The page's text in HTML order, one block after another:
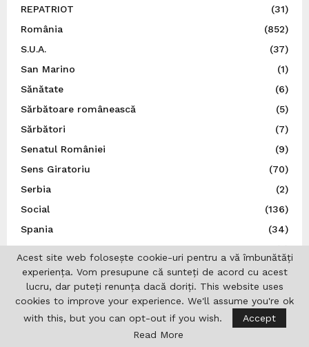
REPATRIOT
(31)
România
(852)
S.U.A.
(37)
San Marino
(1)
Sănătate
(6)
Sărbătoare românească
(5)
Sărbători
(7)
Senatul României
(9)
Sens Giratoriu
(70)
Serbia
(2)
Social
(136)
Spania
(34)
Spectacol
(5)
Sport
(22)
Statele Unite ale Americii
(21)
(5)
(14)
Acest site web folosește cookie-uri pentru a vă îmbunătăți
experiența. Vom presupune că sunteți de acord cu acest
lucru, dar puteți renunța dacă doriți. This website uses
cookies to improve your experience. We'll assume you're ok
with this, but you can opt-out if you wish.
Accept
Read More